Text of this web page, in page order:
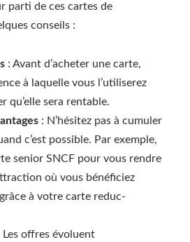
parti de ces cartes de
conseils :
: Avant d’acheter une carte,
à laquelle vous l’utiliserez
qu’elle sera rentable.
: N’hésitez pas à cumuler
c’est possible. Par exemple,
senior SNCF pour vous rendre
où vous bénéficiez
à votre carte reduc-
Les offres évoluent